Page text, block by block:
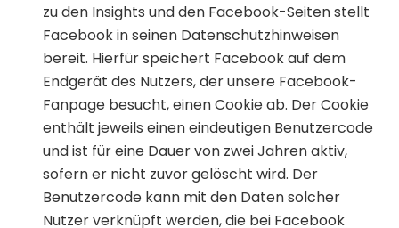
zu den Insights und den Facebook-Seiten stellt
Facebook in seinen Datenschutzhinweisen
bereit. Hierfür speichert Facebook auf dem
Endgerät des Nutzers, der unsere Facebook-
Fanpage besucht, einen Cookie ab. Der Cookie
enthält jeweils einen eindeutigen Benutzercode
und ist für eine Dauer von zwei Jahren aktiv,
sofern er nicht zuvor gelöscht wird. Der
Benutzercode kann mit den Daten solcher
Nutzer verknüpft werden, die bei Facebook